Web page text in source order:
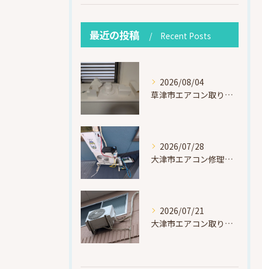
最近の投稿 Recent Posts
2026/08/04
草津市エアコン取り付け｜お客様取り外し済・化粧カバー再利用（ダイキン S225ATES・アウルコート草津）
2026/07/28
大津市エアコン修理｜冷媒漏れを特定！高所作業で東芝RAS-F221ARTを修理・ガスチャージ
2026/07/21
大津市エアコン取り付け｜他社で断られたマンション3階の壁面アングル高所作業（ハイセンス HA-J22H-W・プレジーオビワコ）